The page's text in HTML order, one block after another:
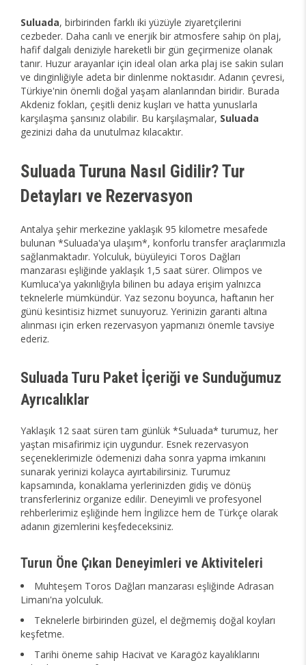
Suluada, birbirinden farklı iki yüzüyle ziyaretçilerini
cezbeder. Daha canlı ve enerjik bir atmosfere sahip ön plaj,
hafif dalgalı deniziyle hareketli bir gün geçirmenize olanak
tanır. Huzur arayanlar için ideal olan arka plaj ise sakin suları
ve dinginliğiyle adeta bir dinlenme noktasıdır. Adanın çevresi,
Türkiye'nin önemli doğal yaşam alanlarından biridir. Burada
Akdeniz fokları, çeşitli deniz kuşları ve hatta yunuslarla
karşılaşma şansınız olabilir. Bu karşılaşmalar, Suluada
gezinizi daha da unutulmaz kılacaktır.
Suluada Turuna Nasıl Gidilir? Tur
Detayları ve Rezervasyon
Antalya şehir merkezine yaklaşık 95 kilometre mesafede
bulunan *Suluada'ya ulaşım*, konforlu transfer araçlarımızla
sağlanmaktadır. Yolculuk, büyüleyici Toros Dağları
manzarası eşliğinde yaklaşık 1,5 saat sürer. Olimpos ve
Kumluca'ya yakınlığıyla bilinen bu adaya erişim yalnızca
teknelerle mümkündür. Yaz sezonu boyunca, haftanın her
günü kesintisiz hizmet sunuyoruz. Yerinizin garanti altına
alınması için erken rezervasyon yapmanızı önemle tavsiye
ederiz.
Suluada Turu Paket İçeriği ve Sunduğumuz
Ayrıcalıklar
Yaklaşık 12 saat süren tam günlük *Suluada* turumuz, her
yaştan misafirimiz için uygundur. Esnek rezervasyon
seçeneklerimizle ödemenizi daha sonra yapma imkanını
sunarak yerinizi kolayca ayırtabilirsiniz. Turumuz
kapsamında, konaklama yerlerinizden gidiş ve dönüş
transferleriniz organize edilir. Deneyimli ve profesyonel
rehberlerimiz eşliğinde hem İngilizce hem de Türkçe olarak
adanın gizemlerini keşfedeceksiniz.
Turun Öne Çıkan Deneyimleri ve Aktiviteleri
Muhteşem Toros Dağları manzarası eşliğinde Adrasan
Limanı'na yolculuk.
Teknelerle birbirinden güzel, el değmemiş doğal koyları
keşfetme.
Tarihi öneme sahip Hacivat ve Karagöz kayalıklarını